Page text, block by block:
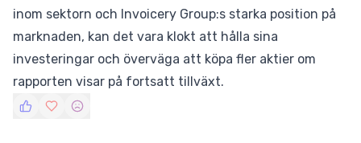
inom sektorn och Invoicery Group:s starka position på
marknaden, kan det vara klokt att hålla sina
investeringar och överväga att köpa fler aktier om
rapporten visar på fortsatt tillväxt.